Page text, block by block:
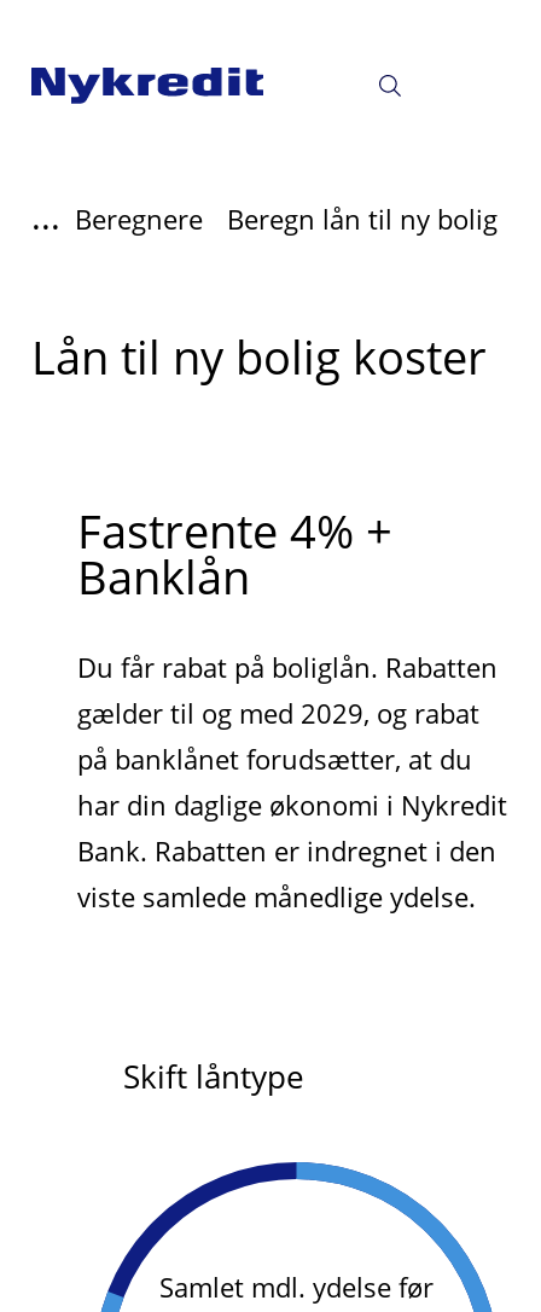
... Beregnere Beregn lån til ny bolig
Lån til ny bolig koster
Fastrente 4% +
Banklån
Du får rabat på boliglån. Rabatten
gælder til og med 2029, og rabat
på banklånet forudsætter, at du
har din daglige økonomi i Nykredit
Bank. Rabatten er indregnet i den
viste samlede månedlige ydelse.
Skift låntype
Samlet mdl. ydelse før